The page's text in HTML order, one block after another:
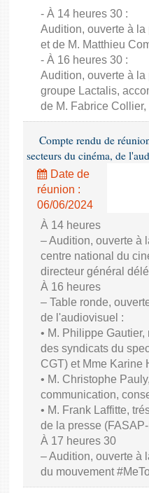
- À 14 heures 30 :
Audition, ouverte à
et de M. Matthieu
- À 16 heures 30 :
Audition, ouverte à
groupe Lactalis,
de M. Fabrice
Compte rendu de
secteurs du cinéma, de
Date de
réunion :
06/06/2024
À 14 heures
– Audition, ouverte à
centre national du
directeur général
À 16 heures
– Table ronde,
de l'audiovisuel :
• M. Philippe
des syndicats du
CGT) et Mme Karine
• M. Christophe
communication,
• M. Frank Laffitte,
de la presse
À 17 heures 30
– Audition, ouverte à
du mouvement